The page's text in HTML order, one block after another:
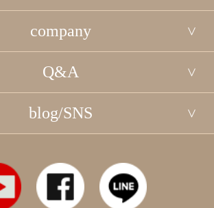
company
Q&A
blog/SNS